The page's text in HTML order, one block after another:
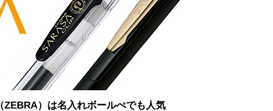
）は名入れボールぺでも人気